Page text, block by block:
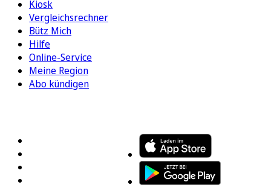
Kiosk
Vergleichsrechner
Bütz Mich
Hilfe
Online-Service
Meine Region
Abo kündigen